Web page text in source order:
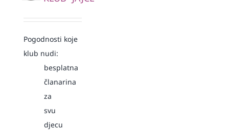
Pogodnosti koje
klub nudi:
besplatna
članarina
za
svu
djecu